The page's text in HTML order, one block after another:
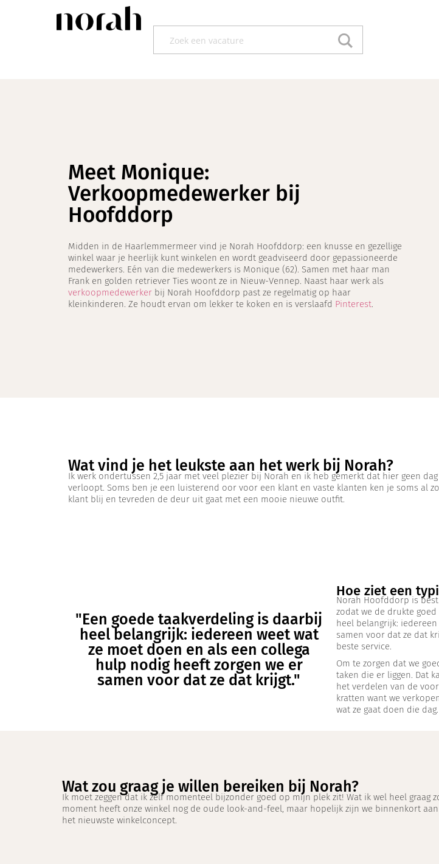
Meet Monique:
Verkoopmedewerker bij
Hoofddorp
Midden in de Haarlemmermeer vind je Norah Hoofddorp: een knusse en gezellige
winkel waar je heerlijk kunt winkelen en wordt geadviseerd door gepassioneerde
medewerkers. Eén van die medewerkers is Monique (62). Samen met haar man
Frank en golden retriever Ties woont ze in Nieuw-Vennep. Naast haar werk als
verkoopmedewerker bij Norah Hoofddorp past ze regelmatig op haar
kleinkinderen. Ze houdt ervan om lekker te koken en is verslaafd Pinterest.
Wat vind je het leukste aan het werk bij Norah?
Ik werk ondertussen 2,5 jaar met veel plezier bij Norah en ik heb gemerkt dat hier geen
verloopt. Soms ben je een luisterend oor voor een klant en vaste klanten ken je soms al
klant blij en tevreden de deur uit gaat met een mooie nieuwe outfit.
"Een goede taakverdeling is daarbij
heel belangrijk: iedereen weet wat
ze moet doen en als een collega
hulp nodig heeft zorgen we er
samen voor dat ze dat krijgt."
Hoe ziet een
Norah Hoofddorp is
zodat we de drukte
heel belangrijk:
samen voor dat ze dat
beste service.
Om te zorgen dat we
taken die er liggen. Dat
het verdelen van de
kratten want we
wat ze gaat doen die dag.
Wat zou graag je willen bereiken bij Norah?
Ik moet zeggen dat ik zelf momenteel bijzonder goed op mijn plek zit! Wat ik wel heel
moment heeft onze winkel nog de oude look-and-feel, maar hopelijk zijn we binnenkort
het nieuwste winkelconcept.